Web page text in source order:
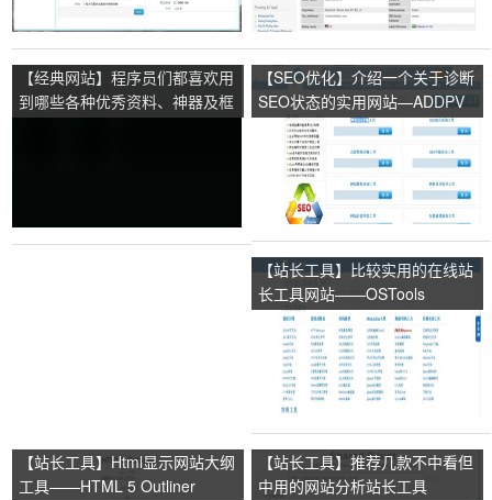
【经典网站】程序员们都喜欢用
到哪些各种优秀资料、神器及框
【SEO优化】介绍一个关于诊断
SEO状态的实用网站—ADDPV
【站长工具】比较实用的在线站
长工具网站——OSTools
【站长工具】Html显示网站大纲
工具——HTML 5 Outliner
【站长工具】推荐几款不中看但
中用的网站分析站长工具